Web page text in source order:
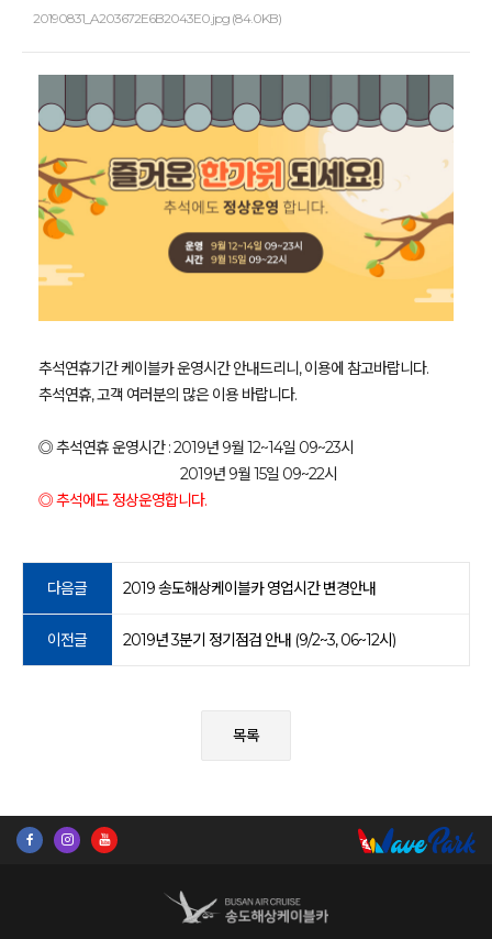
20190831_A203672E6B2043E0.jpg (84.0KB)
추석연휴기간 케이블카 운영시간 안내드리니, 이용에 참고바랍니다.
추석연휴, 고객 여러분의 많은 이용 바랍니다.
◎ 추석연휴 운영시간 : 2019년 9월 12~14일 09~23시
2019년 9월 15일 09~22시
◎ 추석에도 정상운영합니다.
다음글 2019 송도해상케이블카 영업시간 변경안내
이전글 2019년 3분기 정기점검 안내 (9/2~3, 06~12시)
목록